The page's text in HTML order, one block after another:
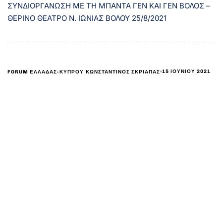
ΣΥΝΔΙΟΡΓΑΝΩΣΗ ΜΕ ΤΗ ΜΠΑΝΤΑ ΓΕΝ ΚΑΙ ΓΕΝ ΒΟΛΟΣ –
ΘΕΡΙΝΟ ΘΕΑΤΡΟ Ν. ΙΩΝΙΑΣ ΒΟΛΟΥ 25/8/2021
FORUM ΕΛΛΑΔΑΣ-ΚΥΠΡΟΥ ΚΩΝΣΤΑΝΤΊΝΟΣ ΣΚΡΙΆΠΑΣ 15 ΙΟΥΝΊΟΥ 2021